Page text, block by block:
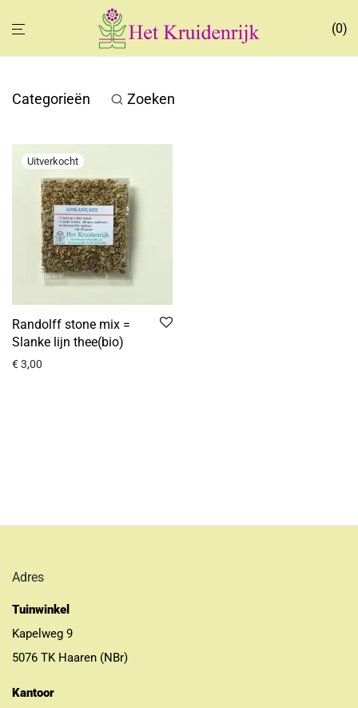
0
Categorieën Zoeken
Randolff stone mix =
Slanke lijn thee(bio)
€3,00
Adres
Tuinwinkel
Kapelweg 9
5076 TK Haaren (NBr)
Kantoor